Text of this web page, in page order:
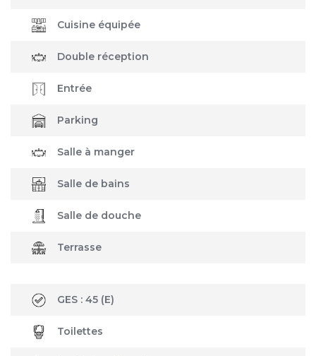
Cuisine équipée
Double réception
Entrée
Parking
Salle à manger
Salle de bains
Salle de douche
Terrasse
GES : 45 (E)
Toilettes